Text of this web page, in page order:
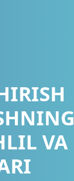
VA